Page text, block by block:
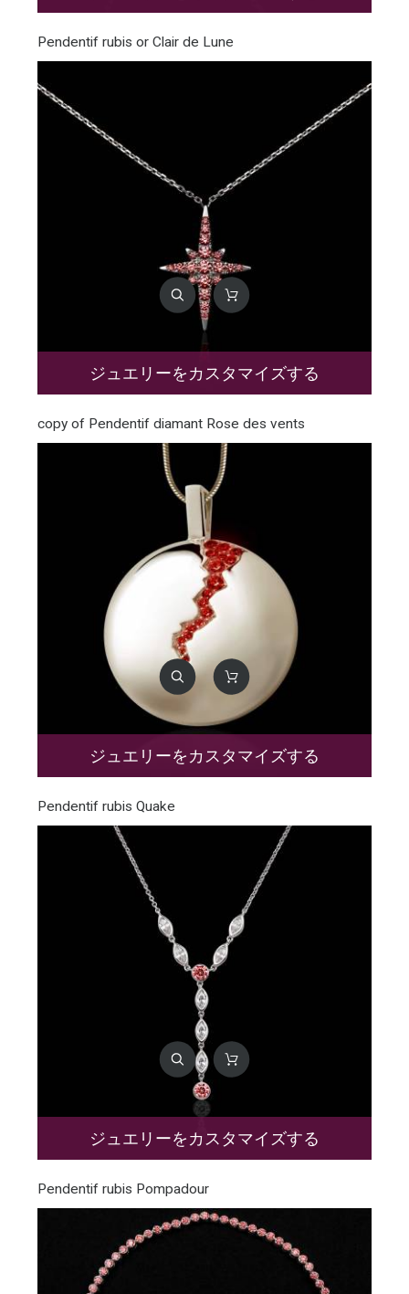
Pendentif rubis or Clair de Lune
ジュエリーをカスタマイズする
copy of Pendentif diamant Rose des vents
ジュエリーをカスタマイズする
Pendentif rubis Quake
ジュエリーをカスタマイズする
Pendentif rubis Pompadour